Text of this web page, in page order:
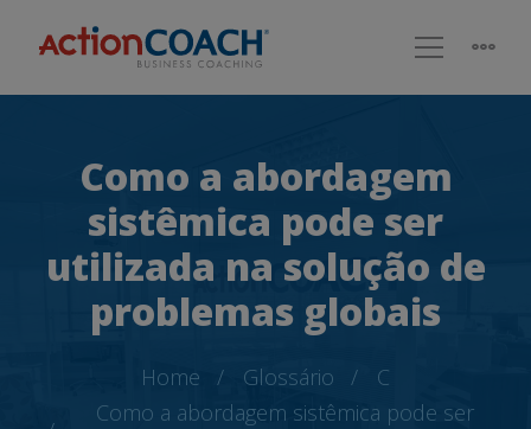
Como a abordagem
sistêmica pode ser
utilizada na solução de
problemas globais
Home Glossário
C
Como a abordagem sistêmica pode ser